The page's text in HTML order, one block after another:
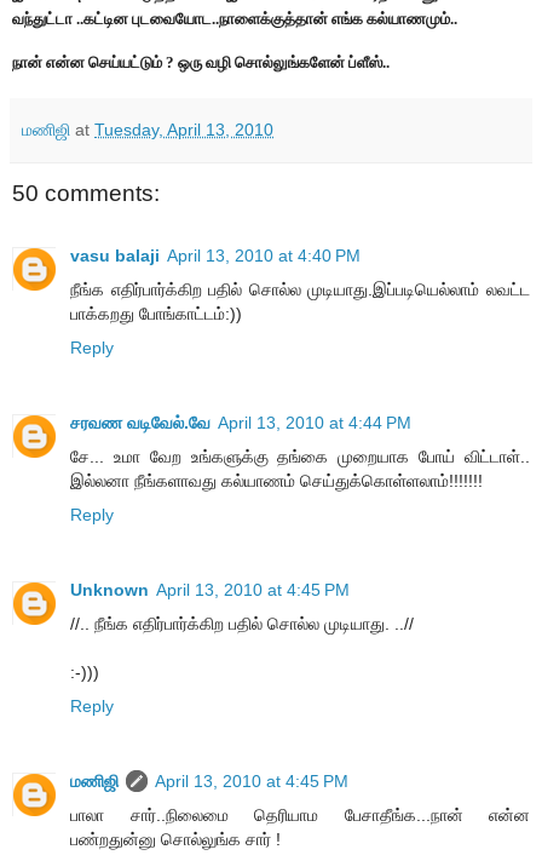
வந்துட்டா ..கட்டின புடவையோட..நாளைக்குத்தான் எங்க கல்யாணமும்..
நான் என்ன செய்யட்டும் ? ஒரு வழி சொல்லுங்களேன் ப்ளீஸ்..
மணிஜி at Tuesday, April 13, 2010
50 comments:
vasu balaji April 13, 2010 at 4:40 PM
நீங்க எதிர்பார்க்கிற பதில் சொல்ல முடியாது.இப்படியெல்லாம் லவட்ட
பாக்கறது போங்காட்டம்:))
Reply
சரவண வடிவேல்.வே April 13, 2010 at 4:44 PM
சே... உமா வேற உங்களுக்கு தங்கை முறையாக போய் விட்டாள்..
இல்லனா நீங்களாவது கல்யாணம் செய்துக்கொள்ளலாம்!!!!!!!
Reply
Unknown April 13, 2010 at 4:45 PM
//.. நீங்க எதிர்பார்க்கிற பதில் சொல்ல முடியாது. ..//
:-)))
Reply
மணிஜி
April 13, 2010 at 4:45 PM
பாலா சார்..நிலைமை தெரியாம பேசாதீங்க...நான் என்ன
பண்றதுன்னு சொல்லுங்க சார் !